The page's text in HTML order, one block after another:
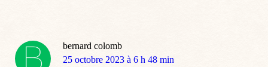
bernard colomb
dit
25 octobre 2023 à 6 h 48 min